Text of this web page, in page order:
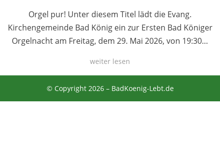
Orgel pur! Unter diesem Titel lädt die Evang.
Kirchengemeinde Bad König ein zur Ersten Bad Königer
Orgelnacht am Freitag, dem 29. Mai 2026, von 19:30…
weiter lesen
© Copyright 2026 – BadKoenig-Lebt.de
Anther Theme vonDesignOrbital⋅Powered byWordPress